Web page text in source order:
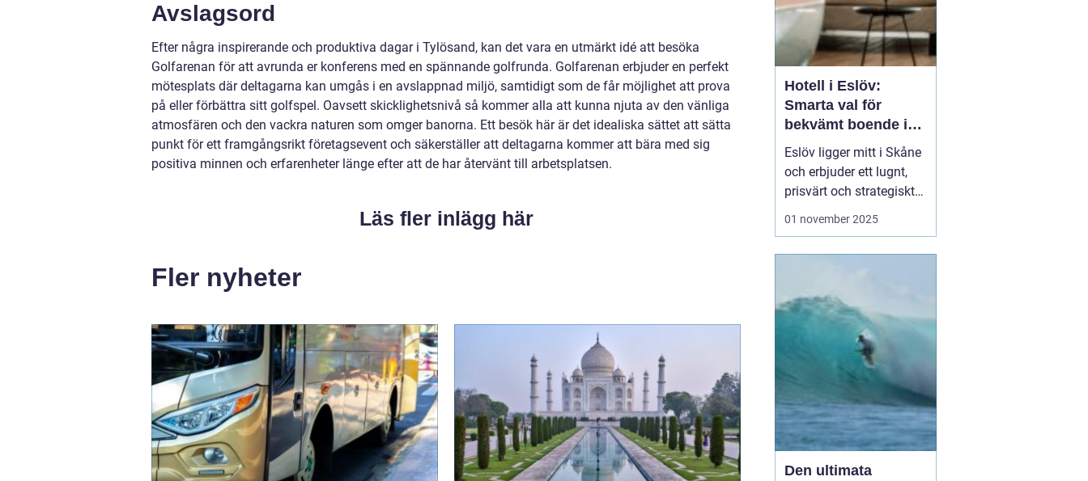
Avslagsord
Efter några inspirerande och produktiva dagar i Tylösand, kan det vara en utmärkt idé att besöka
Golfarenan för att avrunda er konferens med en spännande golfrunda. Golfarenan erbjuder en perfekt
mötesplats där deltagarna kan umgås i en avslappnad miljö, samtidigt som de får möjlighet att prova
på eller förbättra sitt golfspel. Oavsett skicklighetsnivå så kommer alla att kunna njuta av den vänliga
atmosfären och den vackra naturen som omger banorna. Ett besök här är det idealiska sättet att sätta
punkt för ett framgångsrikt företagsevent och säkerställer att deltagarna kommer att bära med sig
positiva minnen och erfarenheter länge efter att de har återvänt till arbetsplatsen.
Läs fler inlägg här
Fler nyheter
Hotell i Eslöv:
Smarta val för
bekvämt boende i
hjärtat av Skåne
Eslöv ligger mitt i Skåne
och erbjuder ett lugnt,
prisvärt och strategiskt
boendealternativ för
parkering ...
01 november 2025
Den ultimata